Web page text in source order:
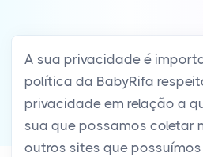
A sua privacidade é
política da BabyRifa
privacidade em relação a
sua que possamos coletar
outros sites que